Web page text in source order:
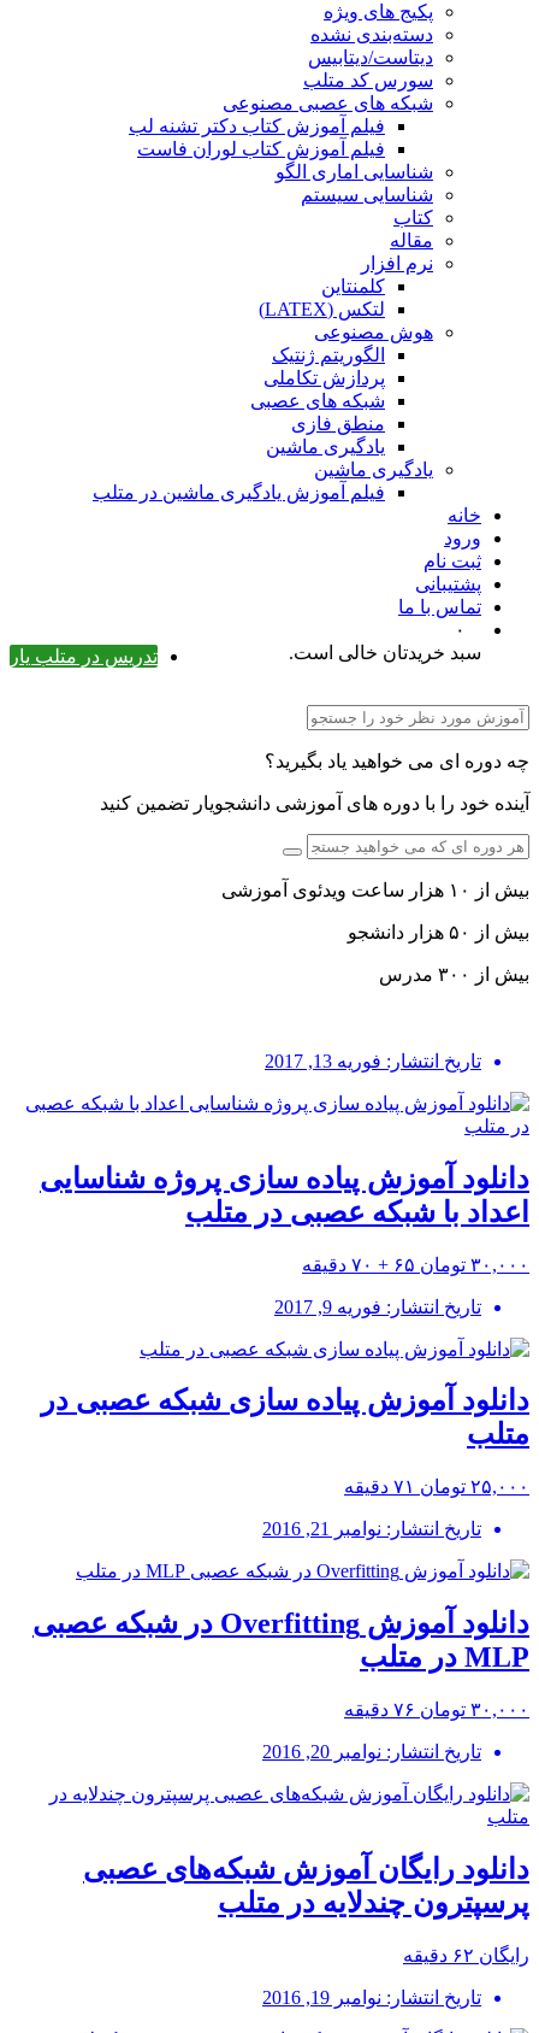
پکیج های ویژه
دسته‌بندی نشده
دیتاست/دیتابیس
سورس کد متلب
شبکه های عصبی مصنوعی
فیلم آموزش کتاب دکتر تشنه لب
فیلم آموزش کتاب لوران فاست
شناسایی اماری الگو
شناسایی سیستم
کتاب
مقاله
نرم افزار
کلمنتاین
لتکس (LATEX)
هوش مصنوعی
الگوریتم ژنتیک
پردازش تکاملی
شبکه های عصبی
منطق فازی
یادگیری ماشین
یادگیری ماشین
فیلم آموزش یادگیری ماشین در متلب
خانه
ورود
ثبت نام
پشتیبانی
تماس با ما
۰
تدریس در متلب یار
سبد خریدتان خالی است.
چه دوره ای می خواهید یاد بگیرید؟
آینده خود را با دوره های آموزشی دانشجویار تضمین کنید
بیش از ۱۰ هزار ساعت ویدئوی آموزشی
بیش از ۵۰ هزار دانشجو
بیش از ۳۰۰ مدرس
تاریخ انتشار: فوریه 13, 2017
دانلود آموزش پیاده سازی پروژه شناسایی
اعداد با شبکه عصبی در متلب
۳۰,۰۰۰ تومان ۶۵ + ۷۰ دقیقه
تاریخ انتشار: فوریه 9, 2017
دانلود آموزش پیاده سازی شبکه عصبی در
متلب
۲۵,۰۰۰ تومان ۷۱ دقیقه
تاریخ انتشار: نوامبر 21, 2016
دانلود آموزش Overfitting در شبکه عصبی
MLP در متلب
۳۰,۰۰۰ تومان ۷۶ دقیقه
تاریخ انتشار: نوامبر 20, 2016
دانلود رایگان آموزش شبکه‌های عصبی
پرسپترون چندلایه در متلب
رایگان ۶۲ دقیقه
تاریخ انتشار: نوامبر 19, 2016